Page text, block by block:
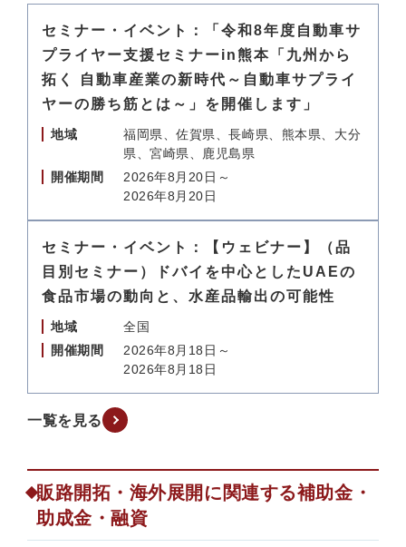
セミナー・イベント：「令和8年度自動車サ
プライヤー支援セミナーin熊本「九州から
拓く 自動車産業の新時代～自動車サプライ
ヤーの勝ち筋とは～」を開催します」
地域
福岡県、佐賀県、長崎県、熊本県、大分
県、宮崎県、鹿児島県
開催期間
2026年8月20日～
2026年8月20日
セミナー・イベント：【ウェビナー】（品
目別セミナー）ドバイを中心としたUAEの
食品市場の動向と、水産品輸出の可能性
地域
全国
開催期間
2026年8月18日～
2026年8月18日
一覧を見る
販路開拓・海外展開に関連する補助金・
助成金・融資